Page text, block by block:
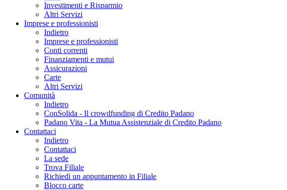
Investimenti e Risparmio
Altri Servizi
Imprese e professionisti
Indietro
Imprese e professionisti
Conti correnti
Finanziamenti e mutui
Assicurazioni
Carte
Altri Servizi
Comunità
Indietro
ConSolida - Il crowdfunding di Credito Padano
Padano Vita - La Mutua Assistenziale di Credito Padano
Contattaci
Indietro
Contattaci
La sede
Trova Filiale
Richiedi un appuntamento in Filiale
Blocco carte